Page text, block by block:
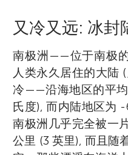
M
i
n
d
r
s
又冷又远: 冰封
南极洲——位于南极
人类永久居住的大陆
冷——沿海地区的平
氏度), 而内陆地区为
南极洲几乎完全被一
公里 (3 英里), 而且随